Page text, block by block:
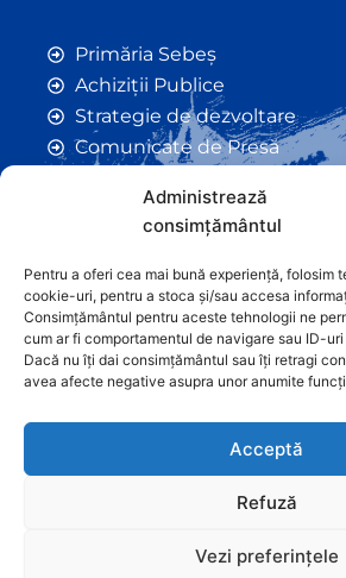
Administrează
consimțământul
Pentru a oferi cea mai bună experiență, folosim
cookie-uri, pentru a stoca și/sau accesa
Consimțământul pentru aceste tehnologii ne
cum ar fi comportamentul de navigare sau ID-
Dacă nu îți dai consimțământul sau îți retragi
avea afecte negative asupra unor anumite
Acceptă
Refuză
Vezi preferințele
Primăria Sebeș
Achiziții Publice
Strategie de dezvoltare
Comunicate de Presă
Anunțuri
Hotarâri de Consiliu
Certificate de Urbanism
Autorizații de Construcții
Orașe Înfrățite
Contact
Graficã și dezvoltare